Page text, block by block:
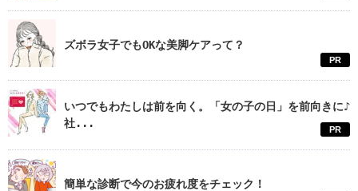
ズボラ女子でもOKな美脚ケアって？
PR
いつでもわたしは前を向く。「女の子の日」を前向きに♪
社...
PR
簡単な診断で今のお疲れ度をチェック！